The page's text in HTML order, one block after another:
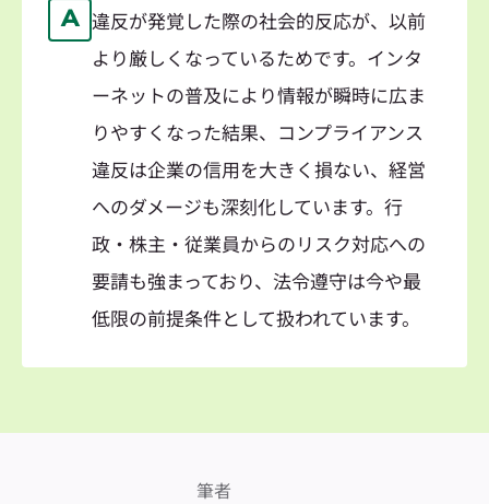
A 違反が発覚した際の社会的反応が、以前
より厳しくなっているためです。インタ
ーネットの普及により情報が瞬時に広ま
りやすくなった結果、コンプライアンス
違反は企業の信用を大きく損ない、経営
へのダメージも深刻化しています。行
政・株主・従業員からのリスク対応への
要請も強まっており、法令遵守は今や最
低限の前提条件として扱われています。
筆者